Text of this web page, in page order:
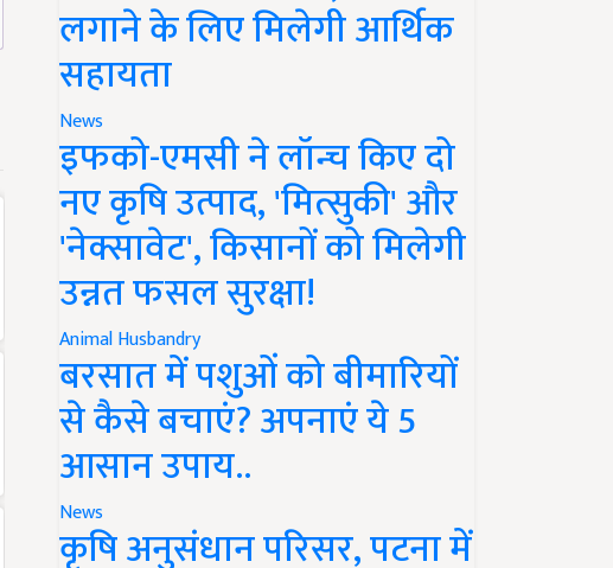
लगाने के लिए मिलेगी आर्थिक
सहायता
News
इफको-एमसी ने लॉन्च किए दो
नए कृषि उत्पाद, 'मित्सुकी' और
'नेक्सावेट', किसानों को मिलेगी
उन्नत फसल सुरक्षा!
Animal Husbandry
बरसात में पशुओं को बीमारियों
से कैसे बचाएं? अपनाएं ये 5
आसान उपाय..
News
कृषि अनुसंधान परिसर, पटना में